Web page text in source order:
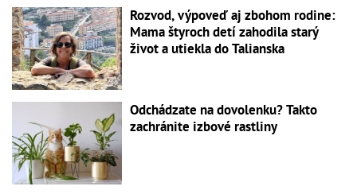
Rozvod, výpoveď aj zbohom rodine:
Mama štyroch detí zahodila starý
život a utiekla do Talianska
Odchádzate na dovolenku? Takto
zachránite izbové rastliny